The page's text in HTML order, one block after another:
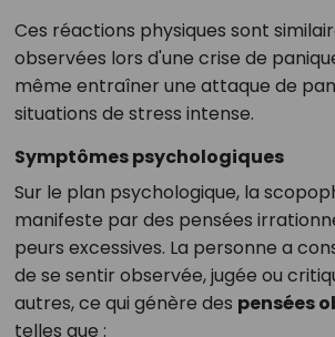
Ces réactions physiques sont
observées lors d'une crise de
même entraîner une attaque de
situations de stress intense.
Symptômes psychologiques
Sur le plan psychologique, la
manifeste par des pensées
peurs excessives. La personne a
de se sentir observée, jugée ou
autres, ce qui génère des pensées
telles que :